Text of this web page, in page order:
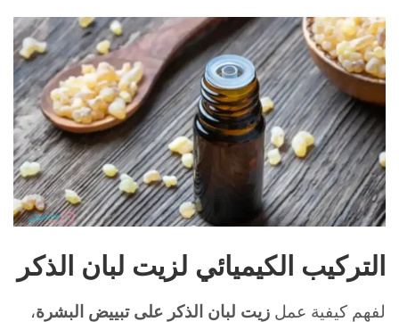
التركيب الكيميائي لزيت لبان الذكر
لفهم كيفية عمل زيت لبان الذكر على تبييض البشرة،